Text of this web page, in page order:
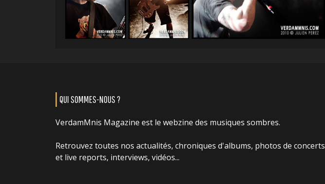
QUI SOMMES-NOUS ?
VerdamMnis Magazine est le webzine des musiques sombres.
Retrouvez toutes nos actualités, chroniques d'albums, photos de concerts
et live reports, interviews, vidéos...